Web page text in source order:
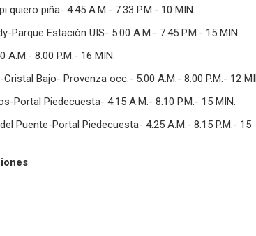
quiero piña- 4:45 A.M.- 7:33 P.M.- 10 MIN.
Parque Estación UIS- 5:00 A.M.- 7:45 P.M.- 15 MIN.
8:00 P.M.- 16 MIN.
Bajo- Provenza occ.- 5:00 A.M.- 8:00 P.M.- 12
Portal Piedecuesta- 4:15 A.M.- 8:10 P.M.- 15 MIN.
Puente-Portal Piedecuesta- 4:25 A.M.- 8:15 P.M.- 15